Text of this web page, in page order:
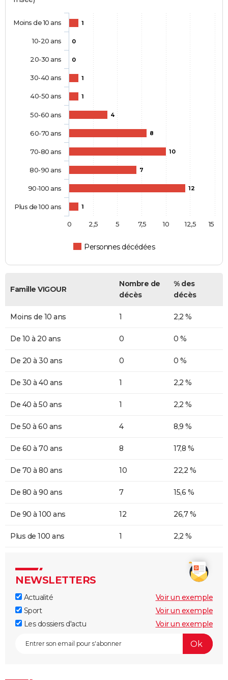
1
0
0
1
1
4
8
10
7
12
1
Personnes décédées
Moins de 10 ans
10-20 ans
20-30 ans
30-40 ans
40-50 ans
50-60 ans
60-70 ans
70-80 ans
80-90 ans
90-100 ans
Plus de 100 ans
0 2,5 5 7,5 10 12,5 15
Famille VIGOUR
Nombre de
décès
% des
décès
Moins de 10 ans 1 2,2 %
De 10 à 20 ans 0 0 %
De 20 à 30 ans 0 0 %
De 30 à 40 ans 1 2,2 %
De 40 à 50 ans 1 2,2 %
De 50 à 60 ans 4 8,9 %
De 60 à 70 ans 8 17,8 %
De 70 à 80 ans 10 22,2 %
De 80 à 90 ans 7 15,6 %
De 90 à 100 ans 12 26,7 %
Plus de 100 ans 1 2,2 %
NEWSLETTERS
Actualité
Voir un exemple
Sport
Voir un exemple
Les dossiers d'actu
Voir un exemple